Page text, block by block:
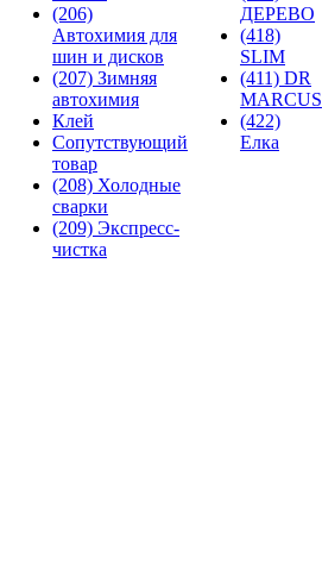
(206)
Автохимия для
шин и дисков
(207) Зимняя
автохимия
Клей
Сопутствующий
товар
(208) Холодные
сварки
(209) Экспреcс-
чистка
ДЕРЕВО
(418)
SLIM
(411) DR
MARCUS
(422)
Елка